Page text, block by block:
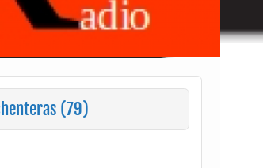
(79)